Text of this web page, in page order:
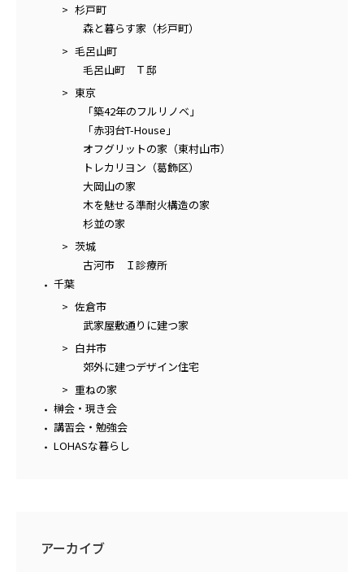
杉戸町
森と暮らす家（杉戸町）
毛呂山町
毛呂山町 Ｔ邸
東京
「築42年のフルリノベ」
「赤羽台T-House」
オフグリットの家（東村山市）
トレカリヨン（葛飾区）
大岡山の家
木を魅せる準耐火構造の家
杉並の家
茨城
古河市 Ｉ診療所
千葉
佐倉市
武家屋敷通りに建つ家
白井市
郊外に建つデザイン住宅
重ねの家
榊会・現き会
講習会・勉強会
LOHASな暮らし
アーカイブ